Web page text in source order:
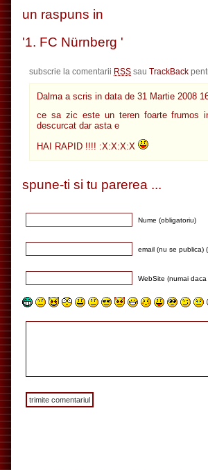
un raspuns in
'1. FC Nürnberg '
subscrie la comentarii RSS sau TrackBack
Dalma a scris in data de 31 Martie 2008
ce sa zic este un teren foarte frumos
descurcat dar asta e
HAI RAPID !!!! :X:X:X:X
spune-ti si tu parerea ...
Nume (obligatoriu)
email (nu se publica)
WebSite (numai daca